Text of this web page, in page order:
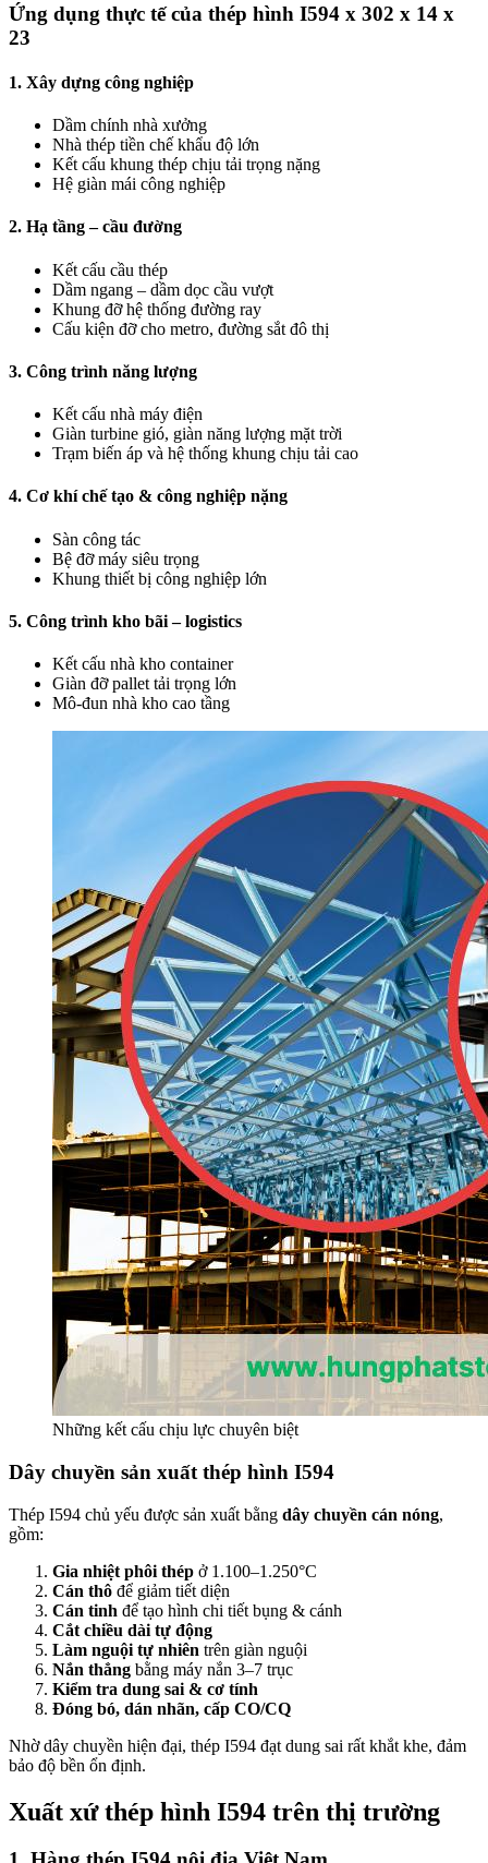
Ứng dụng thực tế của thép hình I594 x 302 x 14 x
23
1. Xây dựng công nghiệp
Dầm chính nhà xưởng
Nhà thép tiền chế khẩu độ lớn
Kết cấu khung thép chịu tải trọng nặng
Hệ giàn mái công nghiệp
2. Hạ tầng – cầu đường
Kết cấu cầu thép
Dầm ngang – dầm dọc cầu vượt
Khung đỡ hệ thống đường ray
Cấu kiện đỡ cho metro, đường sắt đô thị
3. Công trình năng lượng
Kết cấu nhà máy điện
Giàn turbine gió, giàn năng lượng mặt trời
Trạm biến áp và hệ thống khung chịu tải cao
4. Cơ khí chế tạo & công nghiệp nặng
Sàn công tác
Bệ đỡ máy siêu trọng
Khung thiết bị công nghiệp lớn
5. Công trình kho bãi – logistics
Kết cấu nhà kho container
Giàn đỡ pallet tải trọng lớn
Mô-đun nhà kho cao tầng
Những kết cấu chịu lực chuyên biệt
Dây chuyền sản xuất thép hình I594
Thép I594 chủ yếu được sản xuất bằng dây chuyền cán nóng,
gồm:
Gia nhiệt phôi thép ở 1.100–1.250°C
Cán thô để giảm tiết diện
Cán tinh để tạo hình chi tiết bụng & cánh
Cắt chiều dài tự động
Làm nguội tự nhiên trên giàn nguội
Nắn thẳng bằng máy nắn 3–7 trục
Kiểm tra dung sai & cơ tính
Đóng bó, dán nhãn, cấp CO/CQ
Nhờ dây chuyền hiện đại, thép I594 đạt dung sai rất khắt khe, đảm
bảo độ bền ổn định.
Xuất xứ thép hình I594 trên thị trường